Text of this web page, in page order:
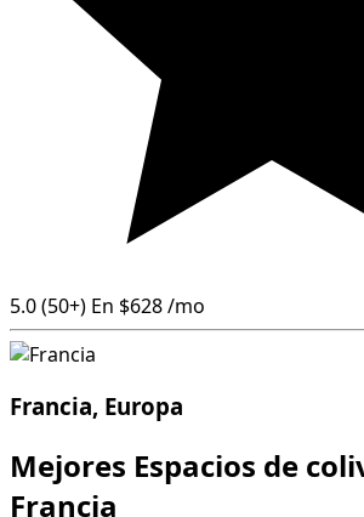
5.0(50+) En $628/mo
Francia, Europa
Mejores Espacios de
Francia